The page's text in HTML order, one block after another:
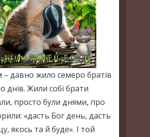
давно жило семеро братів
днів. Жили собі брати
просто були днями, про
«дасть Бог день, дасть
якось та й буде». І той